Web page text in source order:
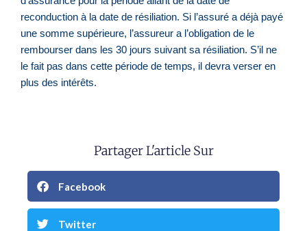
reconduction à la date de résiliation. Si l’assuré a déjà payé
une somme supérieure, l’assureur a l’obligation de le
rembourser dans les 30 jours suivant sa résiliation. S’il ne
le fait pas dans cette période de temps, il devra verser en
plus des intérêts.
Partager L'article Sur
Facebook
Twitter